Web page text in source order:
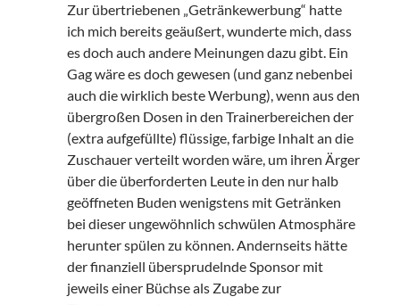
Zur übertriebenen „Getränkewerbung“ hatte
ich mich bereits geäußert, wunderte mich, dass
es doch auch andere Meinungen dazu gibt. Ein
Gag wäre es doch gewesen (und ganz nebenbei
auch die wirklich beste Werbung), wenn aus den
übergroßen Dosen in den Trainerbereichen der
(extra aufgefüllte) flüssige, farbige Inhalt an die
Zuschauer verteilt worden wäre, um ihren Ärger
über die überforderten Leute in den nur halb
geöffneten Buden wenigstens mit Getränken
bei dieser ungewöhnlich schwülen Atmosphäre
herunter spülen zu können. Andernseits hätte
der finanziell übersprudelnde Sponsor mit
jeweils einer Büchse als Zugabe zur